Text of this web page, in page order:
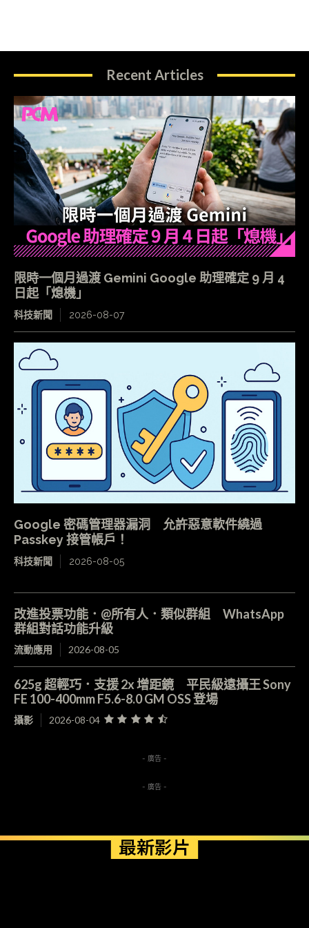
Recent Articles
限時一個月過渡 Gemini Google 助理確定 9 月 4
日起「熄機」
科技新聞 2026-08-07
Google 密碼管理器漏洞 允許惡意軟件繞過
Passkey 接管帳戶！
科技新聞 2026-08-05
改進投票功能．@所有人．類似群組 WhatsApp
群組對話功能升級
流動應用 2026-08-05
625g 超輕巧．支援 2x 增距鏡 平民級遠攝王 Sony
FE 100-400mm F5.6-8.0 GM OSS 登場
攝影 2026-08-04
- 廣告 -
- 廣告 -
最新影片